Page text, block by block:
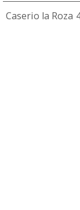
Caserio la Roza